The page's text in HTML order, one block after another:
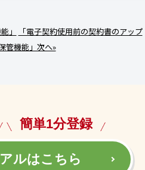
」
「電子契約使用前の契約書のアップ
管機能」次へ»
簡単1分登録
ルはこちら